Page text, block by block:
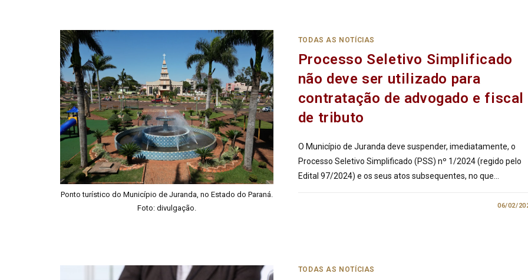
Ponto turístico do Município de Juranda, no Estado do Paraná.
Foto: divulgação.
TODAS AS NOTÍCIAS
Processo Seletivo Simplificado
não deve ser utilizado para
contratação de advogado e fiscal
de tributo
O Município de Juranda deve suspender, imediatamente, o
Processo Seletivo Simplificado (PSS) nº 1/2024 (regido pelo
Edital 97/2024) e os seus atos subsequentes, no que…
06/02/
TODAS AS NOTÍCIAS